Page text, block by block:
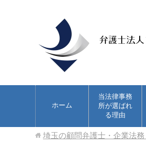
ホーム
当法律事務
所が選ばれ
る理由
埼玉の顧問弁護士・企業法務